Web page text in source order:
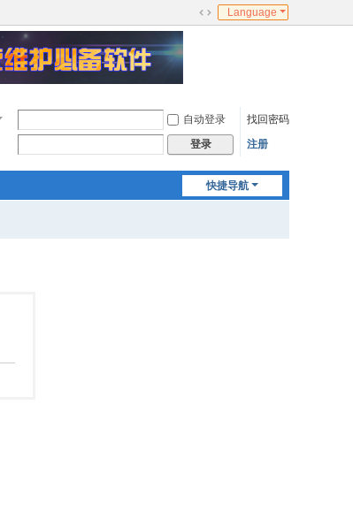
切
Language
自动登录
找回密码
登录 注册
快捷导航